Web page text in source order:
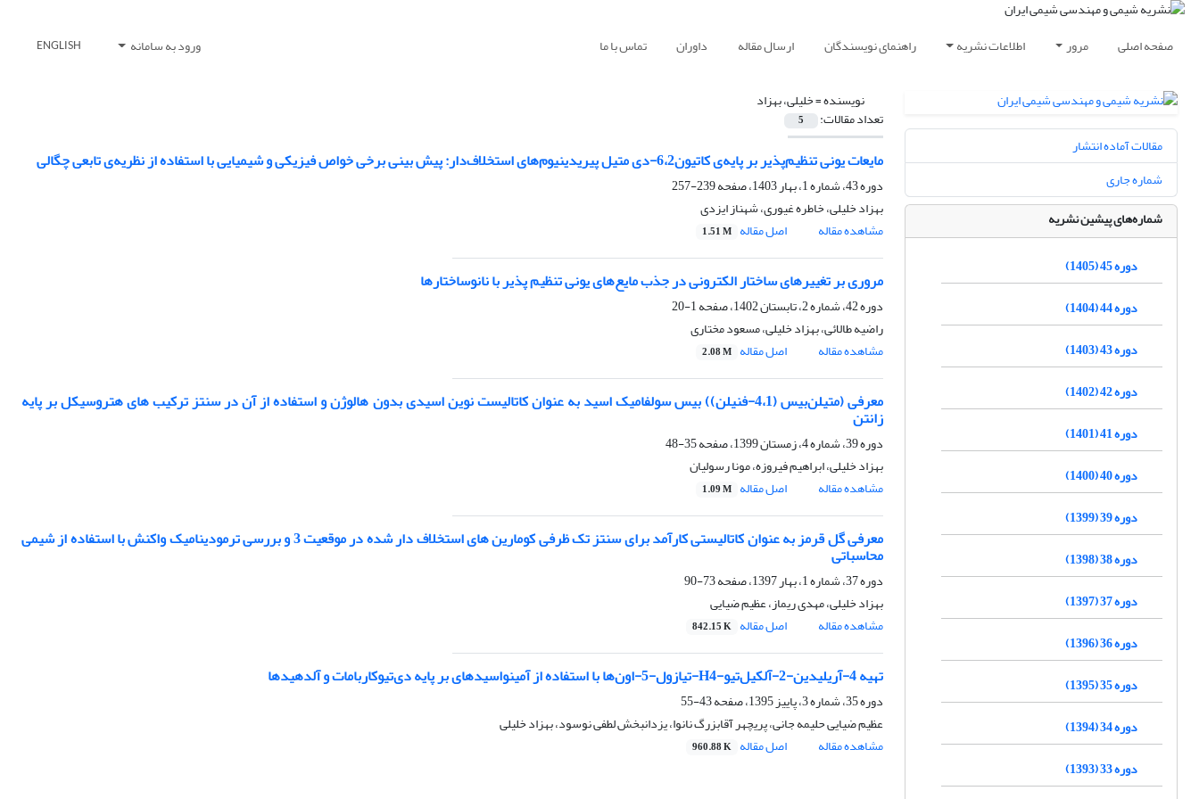
صفحه اصلی مرور اطلاعات نشریه راهنمای نویسندگان ارسال مقاله داوران تماس با ما ورود به سامانه ENGLISH
نویسنده =خلیلی، بهزاد
تعداد مقالات: 5
مایعات یونی تنظیم‌پذیر بر پایه‌ی کاتیون6،2-دی متیل پیریدینیوم‌های استخلاف‌دار: پیش بینی برخی خواص فیزیکی و شیمیایی با استفاده از نظریه‌ی تابعی چگالی
دوره 43، شماره 1، بهار 1403، صفحه
239-257
بهزاد خلیلی، خاطره غیوری، شهناز ایزدی
مشاهده مقاله
اصل مقاله 1.51 M
مروری بر تغییرهای ساختار الکترونی در جذب مایع‌های یونی تنظیم پذیر با نانوساختارها
دوره 42، شماره 2، تابستان 1402، صفحه
1-20
راضیه طالائی، بهزاد خلیلی، مسعود مختاری
مشاهده مقاله
اصل مقاله 2.08 M
معرفی (متیلن‌بیس (4،1-فنیلن)) بیس سولفامیک اسید به عنوان کاتالیست نوین اسیدی بدون هالوژن و استفاده از آن در سنتز ترکیب های هتروسیکل بر پایه
زانتن
دوره 39، شماره 4، زمستان 1399، صفحه
35-48
بهزاد خلیلی، ابراهیم فیروزه، مونا رسولیان
مشاهده مقاله
اصل مقاله 1.09 M
معرفی گل قرمز به عنوان کاتالیستی کارآمد برای سنتز تک ظرفی کومارین های استخلاف دار شده در موقعیت 3 و بررسی ترمودینامیک واکنش با استفاده از شیمی
محاسباتی
دوره 37، شماره 1، بهار 1397، صفحه
73-90
بهزاد خلیلی، مهدی ریماز، عظیم ضیایی
مشاهده مقاله
اصل مقاله 842.15 K
تهیه 4-آریلیدین-2-آلکیل‌تیو-H4-تیازول-5-اون‌ها با استفاده از آمینواسیدهای بر پایه دی‌تیوکاربامات و آلدهیدها
دوره 35، شماره 3، پاییز 1395، صفحه
43-55
عظیم ضیایی حلیمه جانی، پریچهر آقابزرگ نانوا، یزدانبخش لطفی نوسود، بهزاد خلیلی
مشاهده مقاله
اصل مقاله 960.88 K
مقالات آماده انتشار
شماره جاری
شماره‌های پیشین نشریه
دوره 45 (1405)
دوره 44 (1404)
دوره 43 (1403)
دوره 42 (1402)
دوره 41 (1401)
دوره 40 (1400)
دوره 39 (1399)
دوره 38 (1398)
دوره 37 (1397)
دوره 36 (1396)
دوره 35 (1395)
دوره 34 (1394)
دوره 33 (1393)